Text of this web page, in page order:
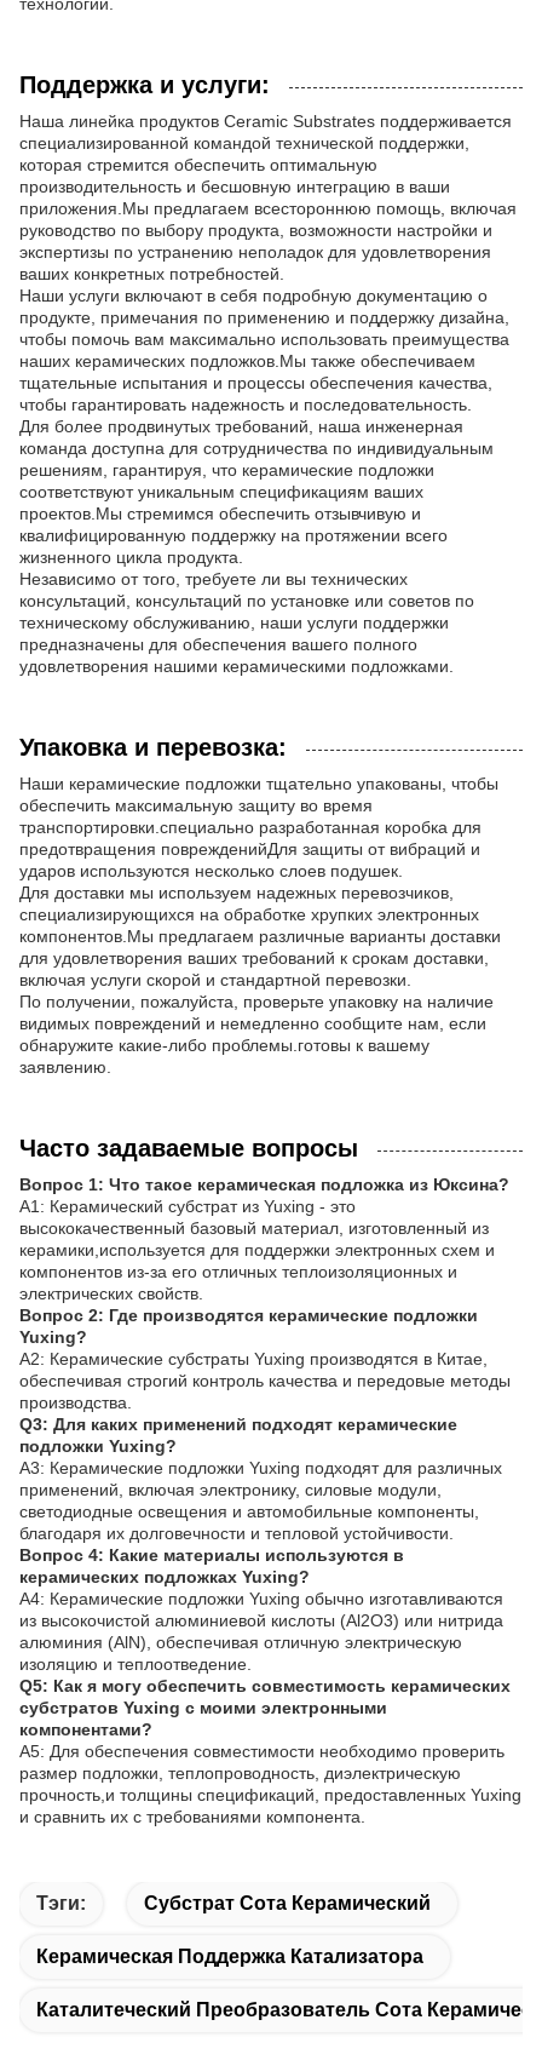
Поддержка и услуги:
Наша линейка продуктов Ceramic Substrates поддерживается
специализированной командой технической поддержки,
которая стремится обеспечить оптимальную
производительность и бесшовную интеграцию в ваши
приложения.Мы предлагаем всестороннюю помощь, включая
руководство по выбору продукта, возможности настройки и
экспертизы по устранению неполадок для удовлетворения
ваших конкретных потребностей.
Наши услуги включают в себя подробную документацию о
продукте, примечания по применению и поддержку дизайна,
чтобы помочь вам максимально использовать преимущества
наших керамических подложков.Мы также обеспечиваем
тщательные испытания и процессы обеспечения качества,
чтобы гарантировать надежность и последовательность.
Для более продвинутых требований, наша инженерная
команда доступна для сотрудничества по индивидуальным
решениям, гарантируя, что керамические подложки
соответствуют уникальным спецификациям ваших
проектов.Мы стремимся обеспечить отзывчивую и
квалифицированную поддержку на протяжении всего
жизненного цикла продукта.
Независимо от того, требуете ли вы технических
консультаций, консультаций по установке или советов по
техническому обслуживанию, наши услуги поддержки
предназначены для обеспечения вашего полного
удовлетворения нашими керамическими подложками.
Упаковка и перевозка:
Наши керамические подложки тщательно упакованы, чтобы
обеспечить максимальную защиту во время
транспортировки.специально разработанная коробка для
предотвращения поврежденийДля защиты от вибраций и
ударов используются несколько слоев подушек.
Для доставки мы используем надежных перевозчиков,
специализирующихся на обработке хрупких электронных
компонентов.Мы предлагаем различные варианты доставки
для удовлетворения ваших требований к срокам доставки,
включая услуги скорой и стандартной перевозки.
По получении, пожалуйста, проверьте упаковку на наличие
видимых повреждений и немедленно сообщите нам, если
обнаружите какие-либо проблемы.готовы к вашему
заявлению.
Часто задаваемые вопросы
Вопрос 1: Что такое керамическая подложка из Юксина?
A1: Керамический субстрат из Yuxing - это
высококачественный базовый материал, изготовленный из
керамики,используется для поддержки электронных схем и
компонентов из-за его отличных теплоизоляционных и
электрических свойств.
Вопрос 2: Где производятся керамические подложки
Yuxing?
A2: Керамические субстраты Yuxing производятся в Китае,
обеспечивая строгий контроль качества и передовые методы
производства.
Q3: Для каких применений подходят керамические
подложки Yuxing?
A3: Керамические подложки Yuxing подходят для различных
применений, включая электронику, силовые модули,
светодиодные освещения и автомобильные компоненты,
благодаря их долговечности и тепловой устойчивости.
Вопрос 4: Какие материалы используются в
керамических подложках Yuxing?
A4: Керамические подложки Yuxing обычно изготавливаются
из высокочистой алюминиевой кислоты (Al2O3) или нитрида
алюминия (AlN), обеспечивая отличную электрическую
изоляцию и теплоотведение.
Q5: Как я могу обеспечить совместимость керамических
субстратов Yuxing с моими электронными
компонентами?
A5: Для обеспечения совместимости необходимо проверить
размер подложки, теплопроводность, диэлектрическую
прочность,и толщины спецификаций, предоставленных Yuxing
и сравнить их с требованиями компонента.
Тэги: Субстрат Сота Керамический
Керамическая Поддержка Катализатора
Каталитеческий Преобразователь Сота